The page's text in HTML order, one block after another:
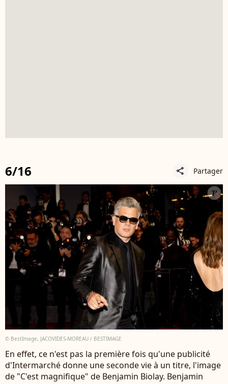
6/16 share Partager
© BestImage, JACOVIDES-MOREAU / BESTIMAGE
En effet, ce n'est pas la première fois qu'une publicité
d'Intermarché donne une seconde vie à un titre, l'image
de "C'est magnifique" de Benjamin Biolay. Benjamin